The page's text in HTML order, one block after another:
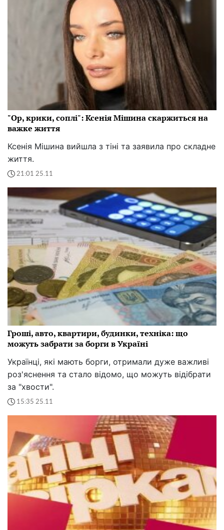
"Ор, крики, соплі": Ксенія Мішина скаржиться на
важке життя
Ксенія Мішина вийшла з тіні та заявила про складне
життя.
21:01 25.11
Гроші, авто, квартири, будинки, техніка: що
можуть забрати за борги в Україні
Українці, які мають борги, отримали дуже важливі
роз'яснення та стало відомо, що можуть відібрати
за "хвости".
15:35 25.11